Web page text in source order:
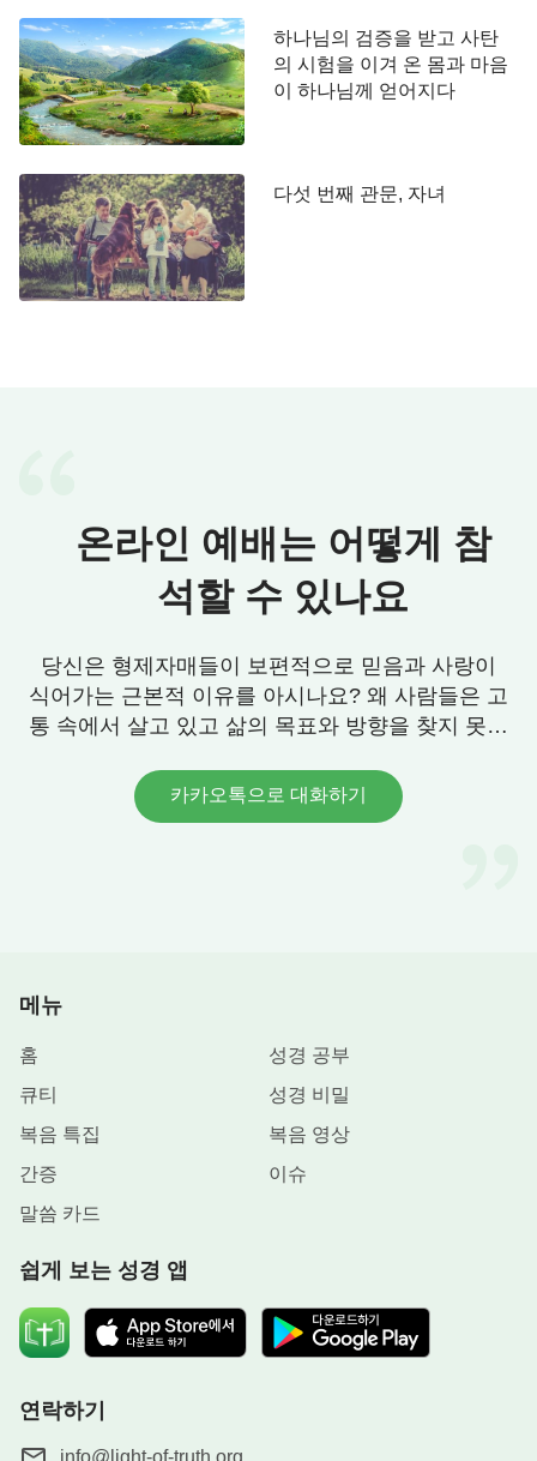
사람이 있는가 하면 북쪽에서 태어나는 사람이 있다.
사막에서 태어나는 사람도 있고 푸르른 초원에서 태
어나는 사람도 있다. 환호, 웃음, 축하를 동반하는 출
생이 있는가 하면 슬픔, 불운, 걱정을 유발하는 출생
도 있다. 태어날 때부터 집안의 복덩이로 불리는 사
람도 있고 애물단지 취급을 받는 사람도 있다. 외모
가 반듯한 사람이 있는가 하면 이목구비가 조화롭지
않은 사람도 있다. 외모가 준수한 사람도 있고 부족
한 사람도 있다. 한밤중인 자시에 태어나는 사람이
은 없으며, 운명을 선택할 수 있는 사람은 더더욱 없
이한하나님 자신 3＞ 중에서
하나님의 검증을 받고 사탄
의 시험을 이겨 온 몸과 마음
이 하나님께 얻어지다
다섯 번째 관문, 자녀
온라인 예배는 어떻게 참
석할 수 있나요
당신은 형제자매들이 보편적으로 믿음과 사랑이
식어가는 근본적 이유를 아시나요? 왜 사람들은 고
통 속에서 살고 있고 삶의 목표와 방향을 찾지 못할
카카오톡으로 대화하기
메뉴
홈
성경 공부
큐티
성경 비밀
복음 특집
복음 영상
간증
이슈
말씀 카드
쉽게 보는 성경 앱
연락하기
info@light-of-truth.org